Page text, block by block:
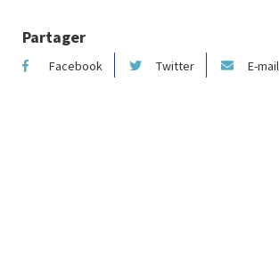
Partager
Facebook Twitter E-mail